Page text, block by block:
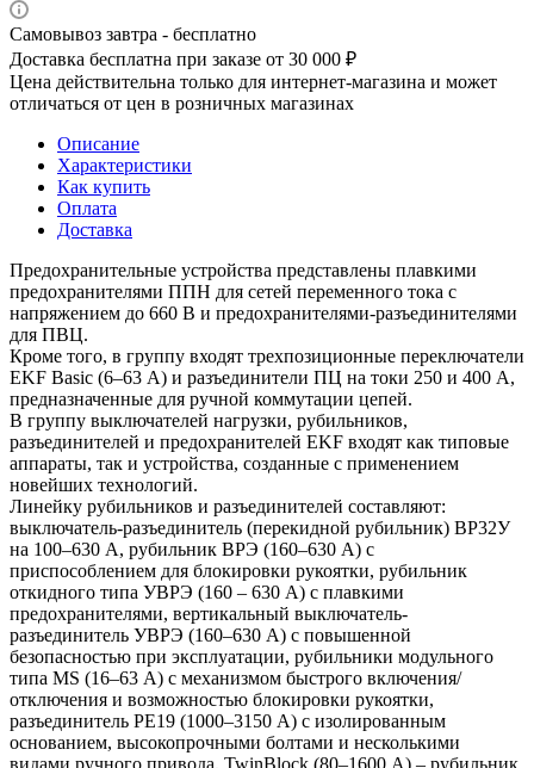
Самовывоз завтра - бесплатно
Доставка бесплатна при заказе от 30 000 ₽
Цена действительна только для интернет-магазина и может
отличаться от цен в розничных магазинах
Описание
Характеристики
Как купить
Оплата
Доставка
Предохранительные устройства представлены плавкими
предохранителями ППН для сетей переменного тока с
напряжением до 660 В и предохранителями-разъединителями
для ПВЦ.
Кроме того, в группу входят трехпозиционные переключатели
EKF Basic (6–63 А) и разъединители ПЦ на токи 250 и 400 А,
предназначенные для ручной коммутации цепей.
В группу выключателей нагрузки, рубильников,
разъединителей и предохранителей EKF входят как типовые
аппараты, так и устройства, созданные с применением
новейших технологий.
Линейку рубильников и разъединителей составляют:
выключатель-разъединитель (перекидной рубильник) ВР32У
на 100–630 А, рубильник ВРЭ (160–630 А) с
приспособлением для блокировки рукоятки, рубильник
откидного типа УВРЭ (160 – 630 А) с плавкими
предохранителями, вертикальный выключатель-
разъединитель УВРЭ (160–630 А) с повышенной
безопасностью при эксплуатации, рубильники модульного
типа MS (16–63 А) с механизмом быстрого включения/
отключения и возможностью блокировки рукоятки,
разъединитель РЕ19 (1000–3150 А) с изолированным
основанием, высокопрочными болтами и несколькими
видами ручного привода. TwinBlock (80–1600 А) – рубильник